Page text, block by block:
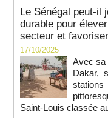
Le Sénégal peut-il
durable pour
secteur et
17/10/2025
Avec sa
Dakar,
Saint-Louis classée